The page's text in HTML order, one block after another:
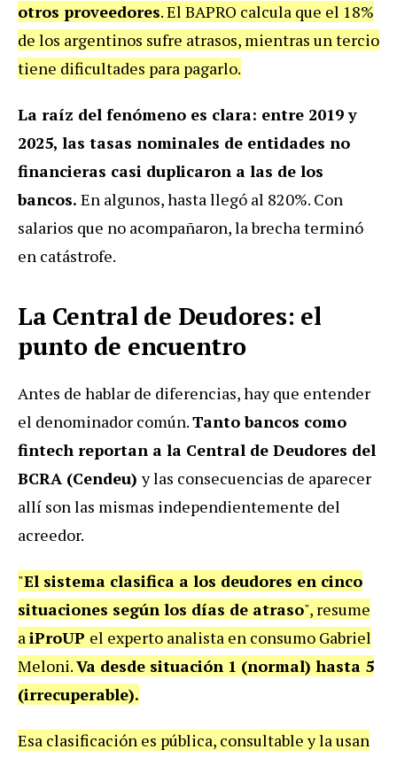
otros proveedores. El BAPRO calcula que el 18%
de los argentinos sufre atrasos, mientras un tercio
tiene dificultades para pagarlo.
La raíz del fenómeno es clara: entre 2019 y
2025, las tasas nominales de entidades no
financieras casi duplicaron a las de los
bancos. En algunos, hasta llegó al 820%. Con
salarios que no acompañaron, la brecha terminó
en catástrofe.
La Central de Deudores: el
punto de encuentro
Antes de hablar de diferencias, hay que entender
el denominador común.Tanto bancos como
fintech reportan a la Central de Deudores del
BCRA (Cendeu)y las consecuencias de aparecer
allí son las mismas independientemente del
acreedor.
"El sistema clasifica a los deudores en cinco
situaciones según los días de atraso", resume
aiProUP el experto analista en consumo Gabriel
Meloni.Va desde situación 1 (normal) hasta 5
(irrecuperable).
Esa clasificación es pública, consultable y la usan